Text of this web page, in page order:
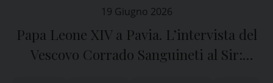
19 Giugno 2026
Papa Leone XIV a Pavia. L’intervista del
Vescovo Corrado Sanguineti al Sir: